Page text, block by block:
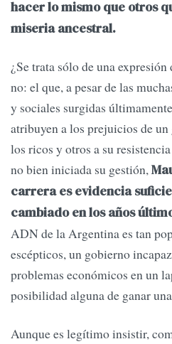
hacer lo mismo que otros
miseria ancestral.
¿Se trata sólo de una expresión
no: el que, a pesar de las
y sociales surgidas
atribuyen a los prejuicios de
los ricos y otros a su
no bien iniciada su gestión,
carrera es evidencia
cambiado en los años
ADN de la Argentina es tan
escépticos, un gobierno
problemas económicos en un
posibilidad alguna de ganar
Aunque es legítimo insistir,